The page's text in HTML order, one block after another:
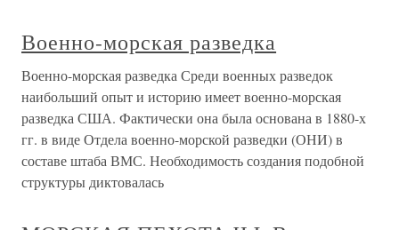
Военно-морская разведка
Военно-морская разведка Среди военных разведок
наибольший опыт и историю имеет военно-морская
разведка США. Фактически она была основана в 1880-х
гг. в виде Отдела военно-морской разведки (ОНИ) в
составе штаба ВМС. Необходимость создания подобной
структуры диктовалась